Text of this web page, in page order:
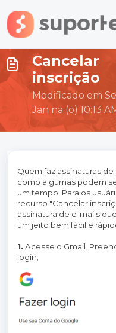
Ir para o conteúdo
Cancelar
inscrição
Modificado em
Jan na (o) 10:13
Quem faz assinaturas
como algumas podem
um tempo. Para os
recurso "Cancelar
assinatura de e-mails
um jeito bem fácil e
1. Acesse o Gmail.
login;